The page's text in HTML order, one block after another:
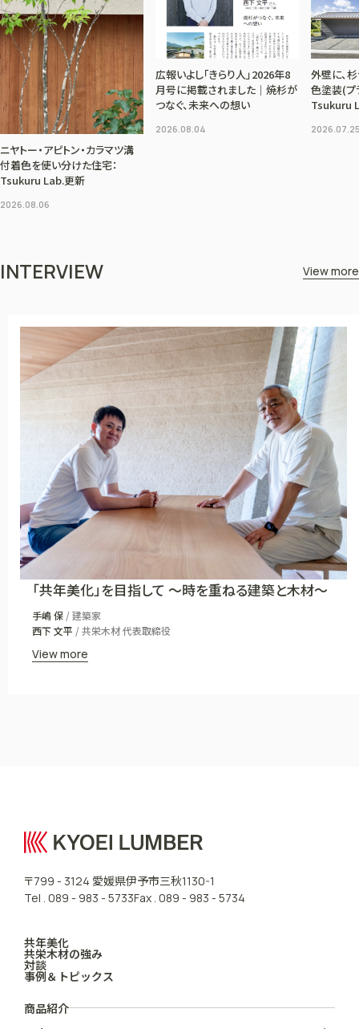
ニヤトー・アピトン・カラマツ溝
付着色を使い分けた住宅：
Tsukuru Lab.更新
2026.08.06
広報いよし「きらり人」2026年8
月号に掲載されました｜焼杉が
つなぐ、未来への想い
2026.08.04
外壁に、
色塗装(プ
Tsukuru
INTERVIEW View more
「共年美化」を目指して 〜時を重ねる建築と木材〜
手嶋 保/ 建築家
西下 文平 / 共栄木材 代表取締役
View more
〒799 - 3124 愛媛県伊予市三秋1130-1
Tel . 089 - 983 - 5733Fax . 089 - 983 - 5734
共年美化
共栄木材の強み
対談
事例＆トピックス
商品紹介